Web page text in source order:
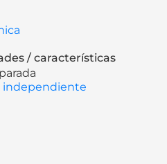
/ características